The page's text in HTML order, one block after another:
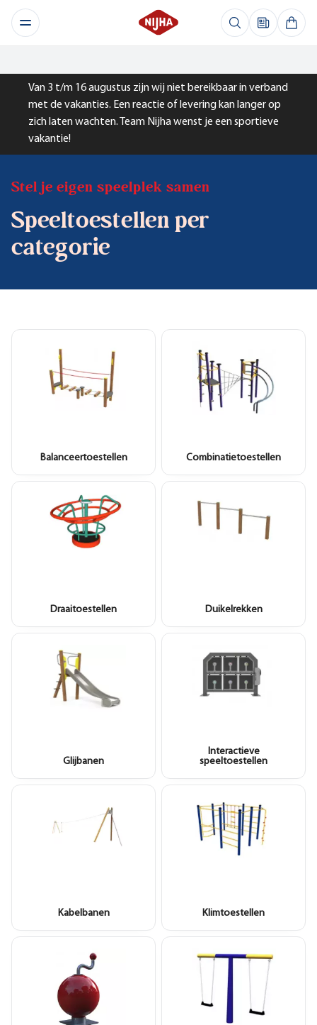
Van 3 t/m 16 augustus zijn wij niet bereikbaar in verband
met de vakanties. Een reactie of levering kan langer op
zich laten wachten. Team Nijha wenst je een sportieve
vakantie!
Stel je eigen speelplek samen
Speeltoestellen per
categorie
Balanceertoestellen Combinatietoestellen
Draaitoestellen Duikelrekken
Glijbanen
Interactieve
speeltoestellen
Kabelbanen Klimtoestellen